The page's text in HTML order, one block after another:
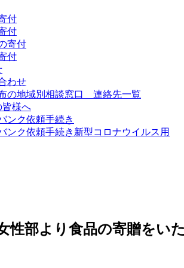
付
付
寄付
付
わせ
の地域別相談窓口 連絡先一覧
皆様へ
ンク依頼手続き
ンク依頼手続き新型コロナウイルス用
性部より食品の寄贈をい